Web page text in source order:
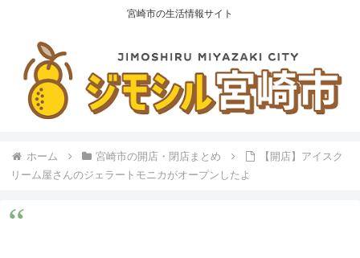
宮崎市の生活情報サイト
ホーム 宮崎市の開店・閉店まとめ
【開店】アイスク
リーム屋さんのジェラートモニカがオープンしたよ